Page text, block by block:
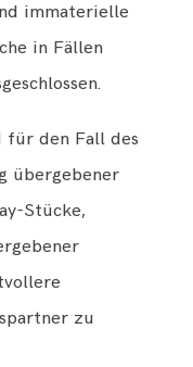
immaterielle
in Fällen
für den Fall des
übergebener
Stücke,
zu